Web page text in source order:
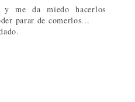
y me da miedo hacerlos
parar de comerlos...